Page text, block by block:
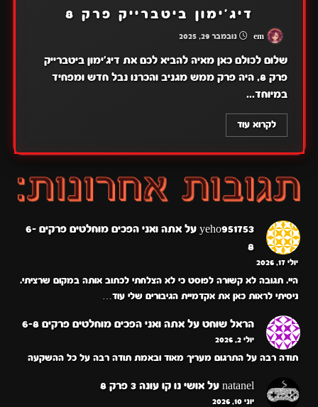
דיג'ימון ביטברייק פרק 8
em נובמבר 29, 2025
שלום לכולם כאן מאיה להביא לכם את דיג'ימון ביטברייק
פרק 8, היה פרק ממש מגניב והכרנו נבל חדש ומפחיד
במיוחד...
לקרוא עוד
yeho951753 על
אתה ואני הפכים מוחלטים פרקים 6-
8
יולי 17, 2026
היי. תגובה לא קשורה לפוסט כי לא הצלחתי לכתוב אותה במקום שרציתי.
ניסיתי לראות כאן את אקדמיית הגיבורים שלי עוד…
הראל שוחט על אתה ואני הפכים מוחלטים פרקים 6-8
יולי 2, 2026
תודה רבה על התרגום מעריך מאוד ובאמת תודה רבה על כל ההשקעה
natanel על אושי נו קו עונה 3 פרק 8
יוני 10, 2026